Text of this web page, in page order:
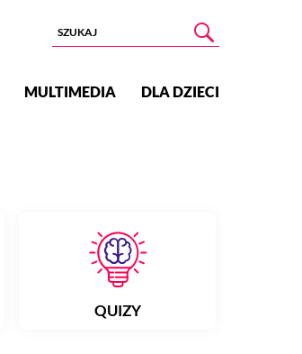
MULTIMEDIA DLA DZIECI
QUIZY